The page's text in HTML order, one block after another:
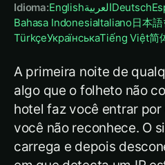
Idioma:EnglishالعربيةDeutsch
Bahasa IndonesiaItaliano日本語
TürkçeУкраїнськаTiếng Việt简
A primeira noite de
algo que o folheto não
hotel faz você entrar
você não reconhece. O
carrega e depois